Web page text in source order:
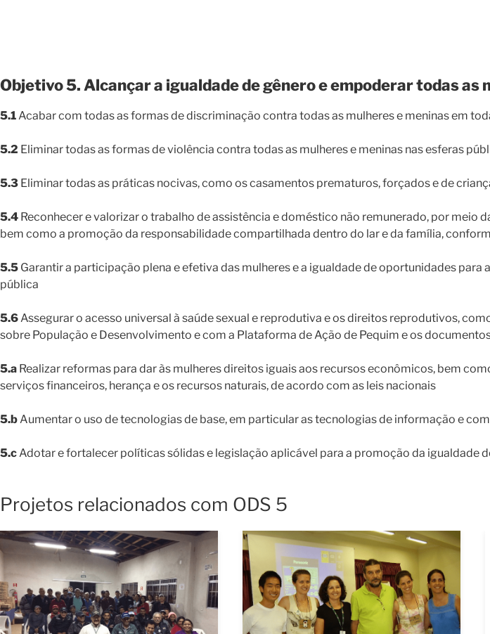
Objetivo 5. Alcançar a igualdade de gênero e empoderar todas as
5.1Acabar com todas as formas de discriminação contra todas as mulheres e meninas em
5.2 Eliminar todas as formas de violência contra todas as mulheres e meninas nas esferas
5.3 Eliminar todas as práticas nocivas, como os casamentos prematuros, forçados e de
5.4 Reconhecer e valorizar o trabalho de assistência e doméstico não remunerado, por
bem como a promoção da responsabilidade compartilhada dentro do lar e da família,
5.5 Garantir a participação plena e efetiva das mulheres e a igualdade de oportunidades
pública
5.6Assegurar o acesso universal à saúde sexual e reprodutiva e os direitos reprodutivos,
sobre População e Desenvolvimento e com a Plataforma de Ação de Pequim e os
5.a Realizar reformas para dar às mulheres direitos iguais aos recursos econômicos, bem
serviços financeiros, herança e os recursos naturais, de acordo com as leis nacionais
5.bAumentar o uso de tecnologias de base, em particular as tecnologias de informação e
5.cAdotar e fortalecer políticas sólidas e legislação aplicável para a promoção da igualdade
Projetos relacionados com ODS 5